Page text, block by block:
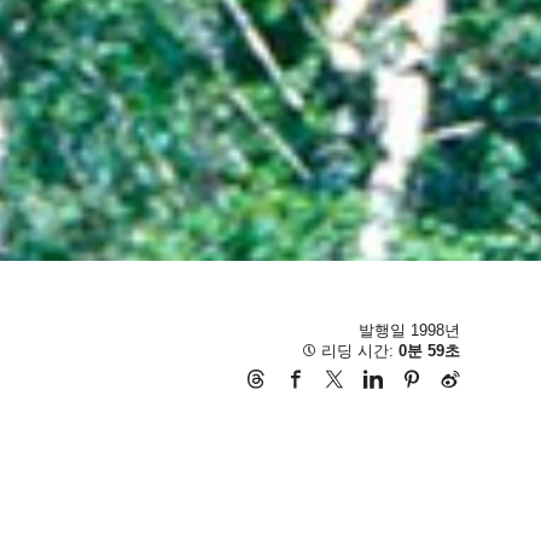
발행일 1998년
리딩 시간: 0분 59초